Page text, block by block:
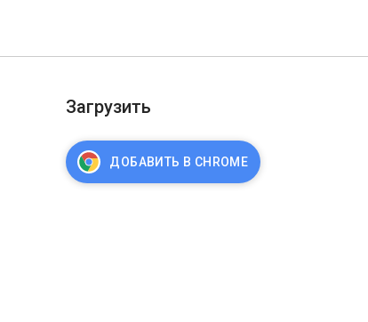
Загрузить
ДОБАВИТЬ В CHROME